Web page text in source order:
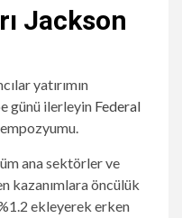
Jackson
yatırımın
günü ilerleyin Federal
ana sektörler ve
kazanımlara öncülük
ekleyerek erken